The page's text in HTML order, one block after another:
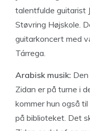
talentfulde guitarist
Støvring Højskole.
guitarkoncert med
Tárrega.
Arabisk musik:
Zidan er på turne i
kommer hun også
på biblioteket. Det